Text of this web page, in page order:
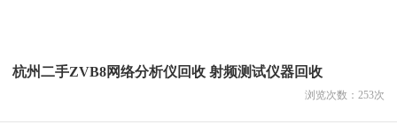
杭州二手ZVB8网络分析仪回收 射频测试仪器回收
浏览次数： 253次